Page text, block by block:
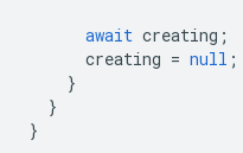
await creating ;
creating = null ;
}
}
}